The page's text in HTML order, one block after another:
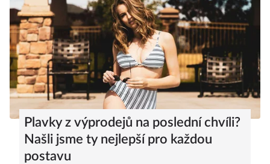
Plavky z výprodejů na poslední chvíli?
Našli jsme ty nejlepší pro každou
postavu